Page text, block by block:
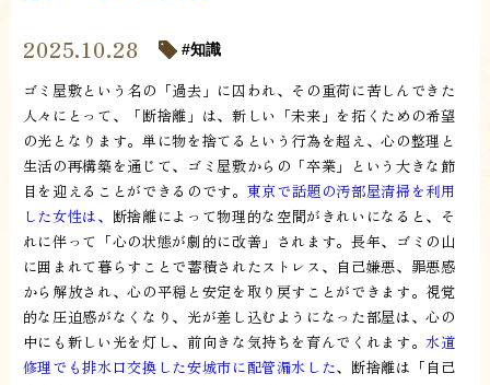
2025.10.28 知識
ゴミ屋敷という名の「過去」に囚われ、その重荷に苦しんできた
人々にとって、「断捨離」は、新しい「未来」を拓くための希望
の光となります。単に物を捨てるという行為を超え、心の整理と
生活の再構築を通じて、ゴミ屋敷からの「卒業」という大きな節
目を迎えることができるのです。 東京で話題の汚部屋清掃を利用
した女性は、 断捨離によって物理的な空間がきれいになると、そ
れに伴って「心の状態が劇的に改善」されます。長年、ゴミの山
に囲まれて暮らすことで蓄積されたストレス、自己嫌悪、罪悪感
から解放され、心の平穏と安定を取り戻すことができます。視覚
的な圧迫感がなくなり、光が差し込むようになった部屋は、心の
中にも新しい光を灯し、前向きな気持ちを育んでくれます。水道
修理でも排水口交換した安城市に配管漏水した、断捨離は「自己